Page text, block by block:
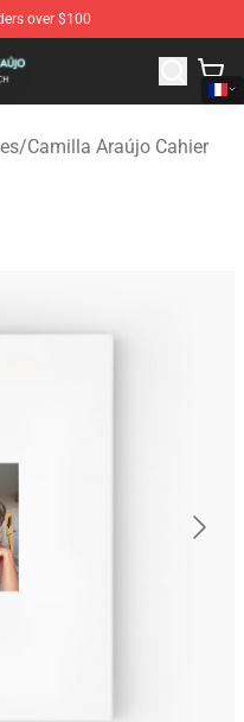
over $100
Camilla Araújo
/Camilla Araújo Cahier